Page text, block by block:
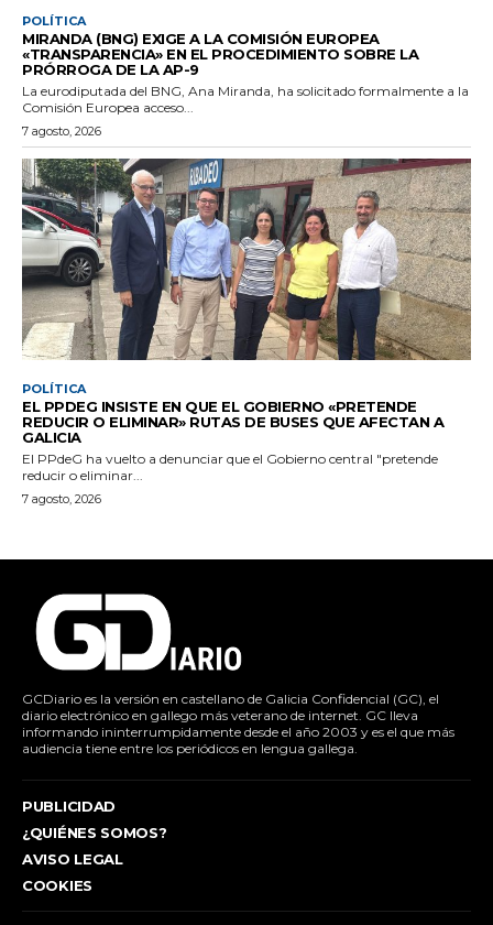
POLÍTICA
MIRANDA (BNG) EXIGE A LA COMISIÓN EUROPEA
«TRANSPARENCIA» EN EL PROCEDIMIENTO SOBRE LA
PRÓRROGA DE LA AP-9
La eurodiputada del BNG, Ana Miranda, ha solicitado formalmente a la
Comisión Europea acceso...
7 agosto, 2026
POLÍTICA
EL PPDEG INSISTE EN QUE EL GOBIERNO «PRETENDE
REDUCIR O ELIMINAR» RUTAS DE BUSES QUE AFECTAN A
GALICIA
El PPdeG ha vuelto a denunciar que el Gobierno central "pretende
reducir o eliminar...
7 agosto, 2026
GCDiario es la versión en castellano de Galicia Confidencial (GC), el
diario electrónico en gallego más veterano de internet. GC lleva
informando ininterrumpidamente desde el año 2003 y es el que más
audiencia tiene entre los periódicos en lengua gallega.
PUBLICIDAD
¿QUIÉNES SOMOS?
AVISO LEGAL
COOKIES